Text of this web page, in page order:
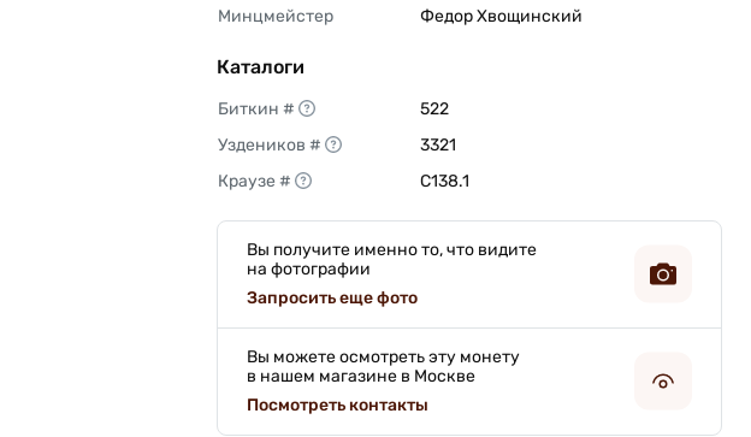
Минцмейстер
Федор Хвощинский
Каталоги
Биткин #
522
Уздеников #
3321
Краузе #
C138.1
Вы получите именно то, что видите
на фотографии
Запросить еще фото
Вы можете осмотреть эту монету
в нашем магазине в Москве
Посмотреть контакты